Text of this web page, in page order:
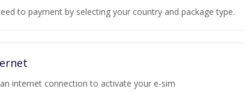
to payment by selecting your country and package type.
internet connection to activate your e-sim